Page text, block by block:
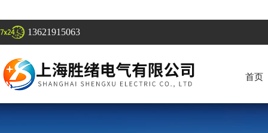
13621915063
首页